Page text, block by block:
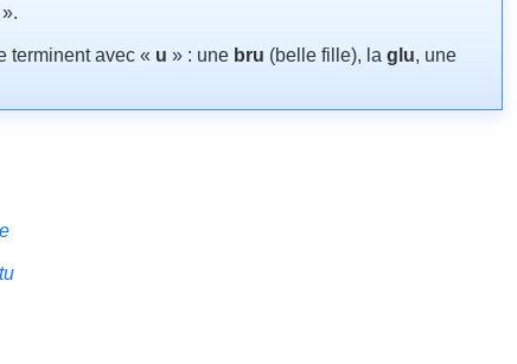
».
terminent avec « u » : une bru (belle fille), la glu, une